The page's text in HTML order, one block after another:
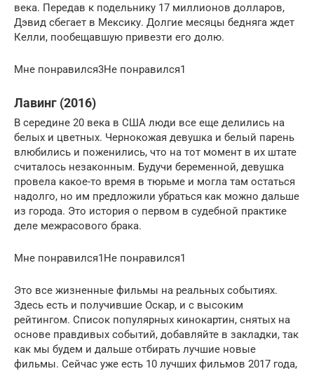
века. Передав к подельнику 17 миллионов долларов,
Дэвид сбегает в Мексику. Долгие месяцы бедняга ждет
Келли, пообещавшую привезти его долю.
Мне понравился3Не понравился1
Лавинг (2016)
В середине 20 века в США люди все еще делились на
белых и цветных. Чернокожая девушка и белый парень
влюбились и поженились, что на тот момент в их штате
считалось незаконным. Будучи беременной, девушка
провела какое-то время в тюрьме и могла там остаться
надолго, но им предложили убраться как можно дальше
из города. Это история о первом в судебной практике
деле межрасового брака.
Мне понравился1Не понравился1
Это все жизненные фильмы на реальных событиях.
Здесь есть и получившие Оскар, и с высоким
рейтингом. Список популярных кинокартин, снятых на
основе правдивых событий, добавляйте в закладки, так
как мы будем и дальше отбирать лучшие новые
фильмы. Сейчас уже есть 10 лучших фильмов 2017 года,